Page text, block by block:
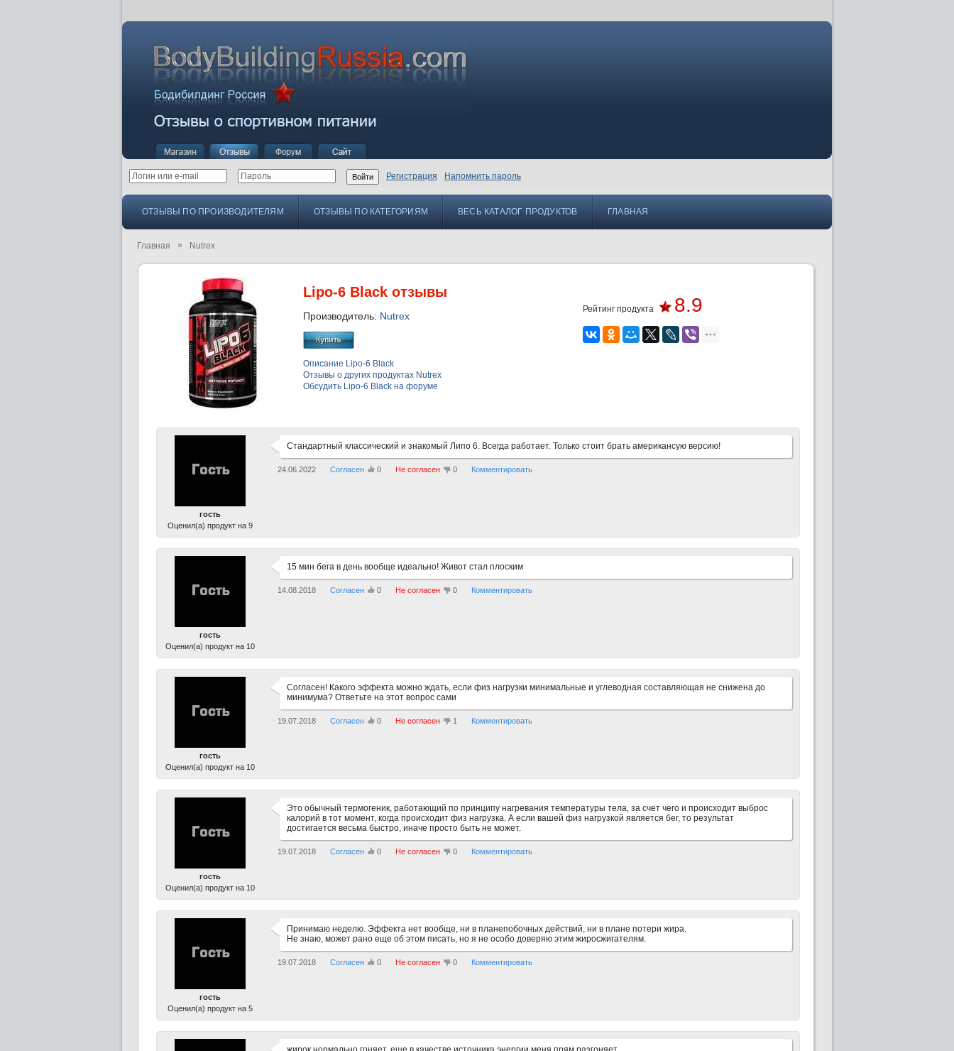
Регистрация Напомнить пароль
ОТЗЫВЫ ПО ПРОИЗВОДИТЕЛЯМ ОТЗЫВЫ ПО КАТЕГОРИЯМ ВЕСЬ КАТАЛОГ ПРОДУКТОВ ГЛАВНАЯ
Главная » Nutrex
Рейтинг продукта 8.9
Lipo-6 Black отзывы
Производитель: Nutrex
Описание Lipo-6 Black
Отзывы о других продуктах Nutrex
Обсудить Lipo-6 Black на форуме
гость
Оценил(а) продукт на 9
Стандартный классический и знакомый Липо 6. Всегда работает. Только стоит брать американсую версию!
24.06.2022 Согласен 0 Не согласен 0 Комментировать
гость
Оценил(а) продукт на 10
15 мин бега в день вообще идеально! Живот стал плоским
14.08.2018 Согласен 0 Не согласен 0 Комментировать
гость
Оценил(а) продукт на 10
Согласен! Какого эффекта можно ждать, если физ нагрузки минимальные и углеводная составляющая не снижена до
минимума? Ответьте на этот вопрос сами
19.07.2018 Согласен 0 Не согласен 1 Комментировать
гость
Оценил(а) продукт на 10
Это обычный термогеник, работающий по принципу нагревания температуры тела, за счет чего и происходит выброс
калорий в тот момент, когда происходит физ нагрузка. А если вашей физ нагрузкой является бег, то результат
достигается весьма быстро, иначе просто быть не может.
19.07.2018 Согласен 0 Не согласен 0 Комментировать
гость
Оценил(а) продукт на 5
Принимаю неделю. Эффекта нет вообще, ни в планепобочных действий, ни в плане потери жира.
Не знаю, может рано еще об этом писать, но я не особо доверяю этим жиросжигателям.
19.07.2018 Согласен 0 Не согласен 0 Комментировать